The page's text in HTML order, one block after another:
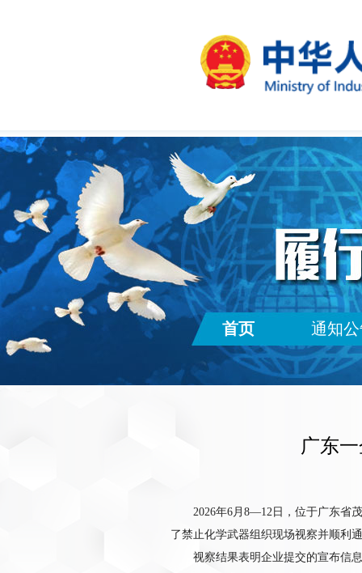
首页 通知
广东
2026年6月8—12日，位于广东省
了禁止化学武器组织现场视察并顺利
视察结果表明企业提交的宣布信